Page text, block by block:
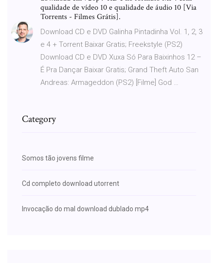
qualidade de vídeo 10 e qualidade de áudio 10 [Via
Torrents - Filmes Grátis].
Download CD e DVD Galinha Pintadinha Vol. 1, 2, 3
e 4 + Torrent Baixar Gratis; Freekstyle (PS2)
Download CD e DVD Xuxa Só Para Baixinhos 12 –
É Pra Dançar Baixar Gratis; Grand Theft Auto San
Andreas: Armageddon (PS2) [Filme] God …
Category
Somos tão jovens filme
Cd completo download utorrent
Invocação do mal download dublado mp4